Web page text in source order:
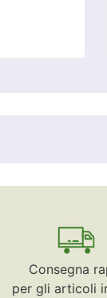
Consegna
per gli articoli